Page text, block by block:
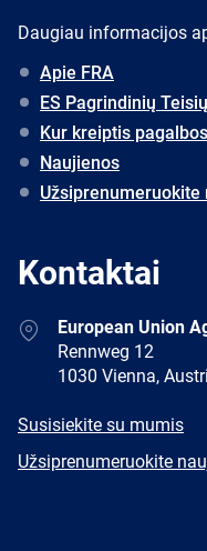
Daugiau informacijos
Apie FRA
ES Pagrindinių
Kur kreiptis
Naujienos
Užsiprenumeruokite
Kontaktai
AddressEuropean Union
Rennweg 12
1030 Vienna,
E-
Susisiekite su mumis
Newsletter
Užsiprenumeruokite